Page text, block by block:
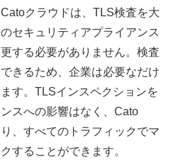
クラウドは、TLS検査を大
セキュリティアプライアンス
する必要がありません。検査
きるため、企業は必要なだけ
す。TLSインスペクションを
スへの影響はなく、Cato
、すべてのトラフィックでマ
することができます。